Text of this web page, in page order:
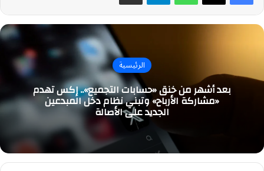
الرئيسية
بعد أشهر من خنق «حسابات التجميع».. إكس تهدم
«مشاركة الأرباح» وتبني نظام دخل المبدعين
الجديد على الأصالة